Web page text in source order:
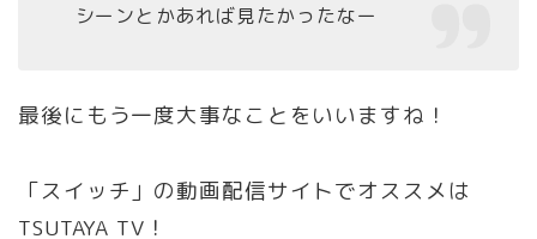
シーンとかあれば見たかったなー
最後にもう一度大事なことをいいますね！
「スイッチ」の動画配信サイトでオススメは
TSUTAYA TV！